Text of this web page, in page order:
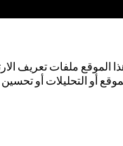
الموقع ملفات تعريف
أو التحليلات أو تحسين